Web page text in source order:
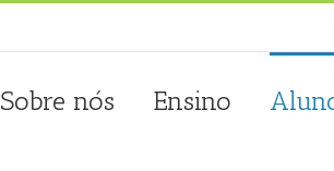
Sobre nós Ensino